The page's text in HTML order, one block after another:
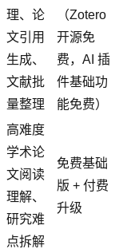
理、论
文引用
生成、
文献批
量整理
（Zotero
开源免
费，AI 插
件基础功
能免费）
高难度
学术论
文阅读
理解、
研究难
点拆解
免费基础
版 + 付费
升级